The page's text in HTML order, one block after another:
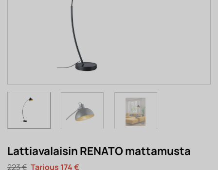
Lattiavalaisin RENATO mattamusta
223€ Alkuperäinen
174€Nykyinen